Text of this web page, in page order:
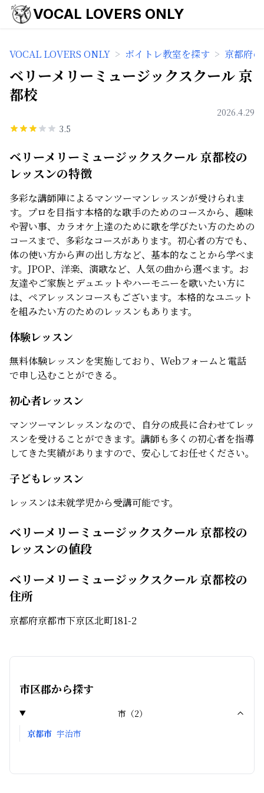
VOCAL LOVERS ONLY
VOCAL LOVERS ONLY > ボイトレ教室を探す > 京都府
ベリーメリーミュージックスクール 京
都校
2026.4.29
3.5
ベリーメリーミュージックスクール 京都校の
レッスンの特徴
多彩な講師陣によるマンツーマンレッスンが受けられま
す。プロを目指す本格的な歌手のためのコースから、趣味
や習い事、カラオケ上達のために歌を学びたい方のための
コースまで、多彩なコースがあります。初心者の方でも、
体の使い方から声の出し方など、基本的なことから学べま
す。JPOP、洋楽、演歌など、人気の曲から選べます。お
友達やご家族とデュエットやハーモニーを歌いたい方に
は、ペアレッスンコースもございます。本格的なユニット
を組みたい方のためのレッスンもあります。
体験レッスン
無料体験レッスンを実施しており、Webフォームと電話
で申し込むことができる。
初心者レッスン
マンツーマンレッスンなので、自分の成長に合わせてレッ
スンを受けることができます。講師も多くの初心者を指導
してきた実績がありますので、安心してお任せください。
子どもレッスン
レッスンは未就学児から受講可能です。
ベリーメリーミュージックスクール 京都校の
レッスンの値段
ベリーメリーミュージックスクール 京都校の
住所
京都府京都市下京区北町181-2
市区郡から探す
市 （2）
京都市 宇治市